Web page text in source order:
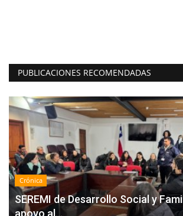
PUBLICACIONES RECOMENDADAS
Crónica
SEREMI de Desarrollo Social y
apoyo al...